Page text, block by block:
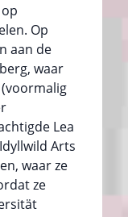
Op
aan de
waar
(voormalig
Lea
Arts
waar ze
ze